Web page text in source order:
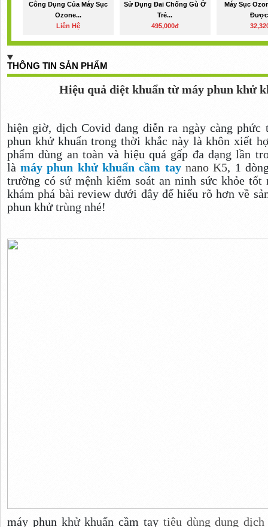
Công Dụng Của Máy Sục
Ozone...
Liên Hệ
Sử Dụng Đai Chống Gù Ở
Trẻ...
495,000đ
Máy Sục
THÔNG TIN SẢN PHẨM
Hiệu quả diệt khuẩn từ máy phun khử
hiện giờ, dịch Covid đang diễn ra ngày càng phức
phun khử khuẩn trong thời khắc này là khôn xiết
phẩm dùng an toàn và hiệu quả gấp đa dạng lần
làmáy phun khử khuẩn cầm taynano K5, 1
trường có sứ mệnh kiểm soát an ninh sức khỏe tốt
khám phá bài review dưới đây để hiểu rõ hơn về
phun khử trùng nhé!
máy phun khử khuẩn cầm taytiêu dùng dung dịch